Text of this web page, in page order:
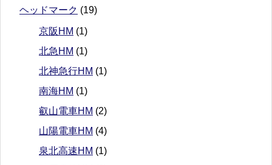
ヘッドマーク (19)
京阪HM (1)
北急HM (1)
北神急行HM (1)
南海HM (1)
叡山電車HM (2)
山陽電車HM (4)
泉北高速HM (1)